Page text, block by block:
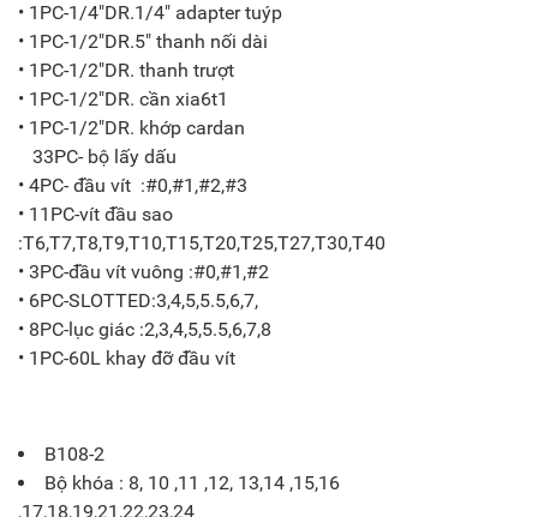
• 1PC-1/4"DR.1/4" adapter tuýp
• 1PC-1/2"DR.5" thanh nối dài
• 1PC-1/2"DR. thanh trượt
• 1PC-1/2"DR. cần xia6t1
• 1PC-1/2"DR. khớp cardan
33PC- bộ lấy dấu
• 4PC- đầu vít :#0,#1,#2,#3
• 11PC-vít đầu sao
:T6,T7,T8,T9,T10,T15,T20,T25,T27,T30,T40
• 3PC-đầu vít vuông :#0,#1,#2
• 6PC-SLOTTED:3,4,5,5.5,6,7,
• 8PC-lục giác :2,3,4,5,5.5,6,7,8
• 1PC-60L khay đỡ đầu vít
B108-2
Bộ khóa : 8, 10 ,11 ,12, 13,14 ,15,16
,17,18,19,21,22,23,24